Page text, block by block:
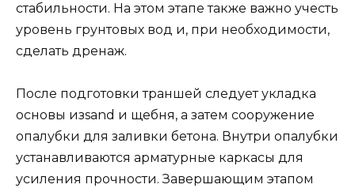
стабильности. На этом этапе также важно учесть
уровень грунтовых вод и, при необходимости,
сделать дренаж.
После подготовки траншей следует укладка
основы изsand и щебня, а затем сооружение
опалубки для заливки бетона. Внутри опалубки
устанавливаются арматурные каркасы для
усиления прочности. Завершающим этапом